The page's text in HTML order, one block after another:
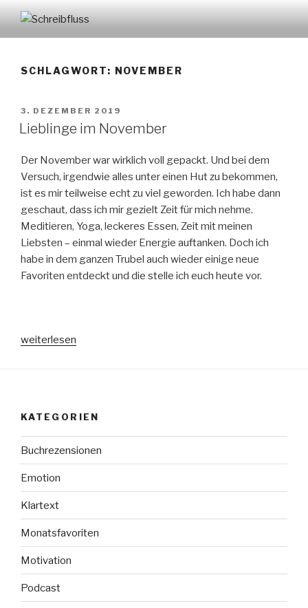
Inhalt
springenSCHREIBFLUSS
SCHLAGWORT: NOVEMBER
VERÖFFENTLICHT
AM
3. DEZEMBER 2019
Lieblinge im November
Der November war wirklich voll gepackt. Und bei dem
Versuch, irgendwie alles unter einen Hut zu bekommen,
ist es mir teilweise echt zu viel geworden. Ich habe dann
geschaut, dass ich mir gezielt Zeit für mich nehme.
Meditieren, Yoga, leckeres Essen, Zeit mit meinen
Liebsten – einmal wieder Energie auftanken. Doch ich
habe in dem ganzen Trubel auch wieder einige neue
Favoriten entdeckt und die stelle ich euch heute vor.
„Lieblinge
weiterlesen
KATEGORIEN
Buchrezensionen
Emotion
Klartext
Monatsfavoriten
Motivation
Podcast